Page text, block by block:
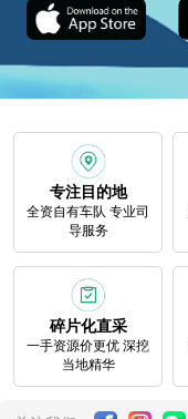
专注目的地
全资自有车队 专业司
导服务
碎片化直采
一手资源价更优 深挖
当地精华